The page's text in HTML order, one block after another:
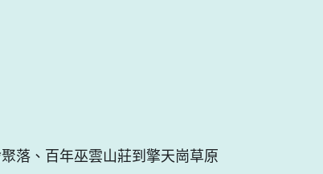
落、百年巫雲山莊到擎天崗草原